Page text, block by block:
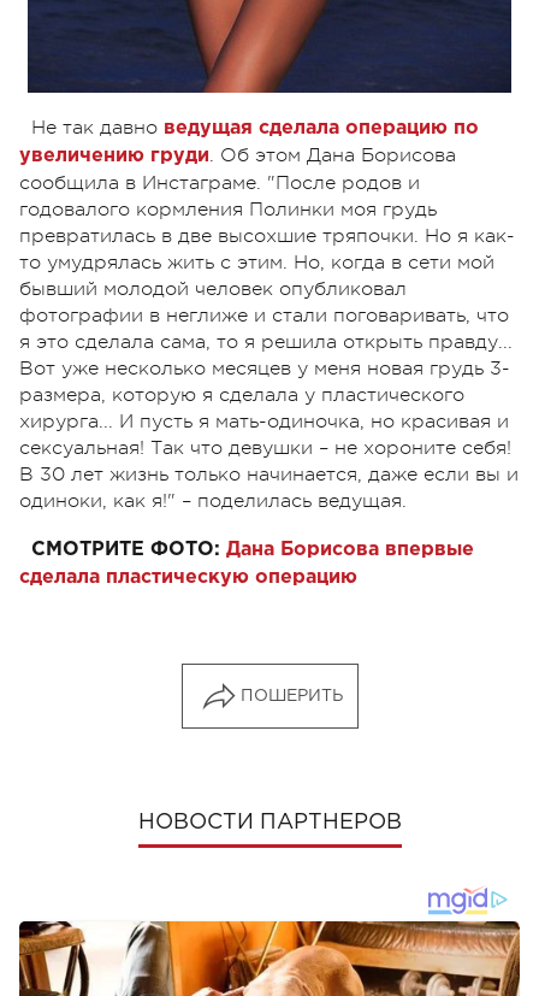
Не так давно ведущая сделала операцию по
увеличению груди. Об этом Дана Борисова
сообщила в Инстаграме. "После родов и
годовалого кормления Полинки моя грудь
превратилась в две высохшие тряпочки. Но я как-
то умудрялась жить с этим. Но, когда в сети мой
бывший молодой человек опубликовал
фотографии в неглиже и стали поговаривать, что
я это сделала сама, то я решила открыть правду...
Вот уже несколько месяцев у меня новая грудь 3-
размера, которую я сделала у пластического
хирурга... И пусть я мать-одиночка, но красивая и
сексуальная! Так что девушки – не хороните себя!
В 30 лет жизнь только начинается, даже если вы и
одиноки, как я!" – поделилась ведущая.
СМОТРИТЕ ФОТО: Дана Борисова впервые
сделала пластическую операцию
ПОШЕРИТЬ
НОВОСТИ ПАРТНЕРОВ